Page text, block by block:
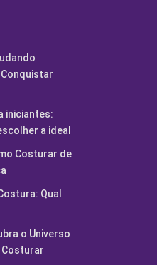
iniciantes:
a ideal
Costurar de
Qual
o Universo
Costurar